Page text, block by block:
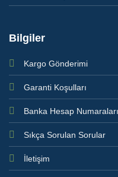
Bilgiler
Kargo Gönderimi
Garanti Koşulları
Banka Hesap
Sıkça Sorulan Sorular
İletişim